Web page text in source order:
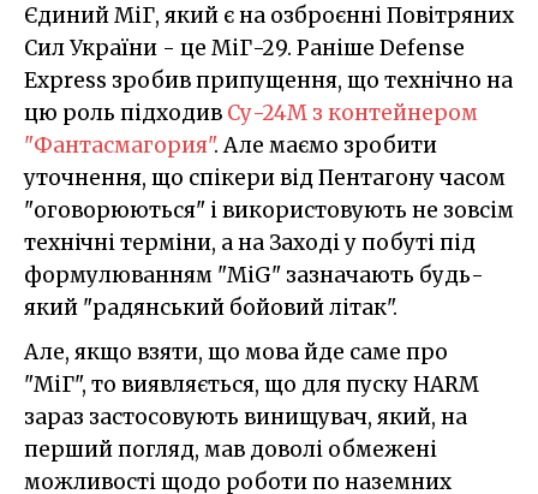
Єдиний МіГ, який є на озброєнні Повітряних
Сил України - це МіГ-29. Раніше Defense
Express зробив припущення, що технічно на
цю роль підходив Су-24М з контейнером
"Фантасмагория". Але маємо зробити
уточнення, що спікери від Пентагону часом
"оговорюються" і використовують не зовсім
технічні терміни, а на Заході у побуті під
формулюванням "MiG" зазначають будь-
який "радянський бойовий літак".
Але, якщо взяти, що мова йде саме про
"МіГ", то виявляється, що для пуску HARM
зараз застосовують винищувач, який, на
перший погляд, мав доволі обмежені
можливості щодо роботи по наземних